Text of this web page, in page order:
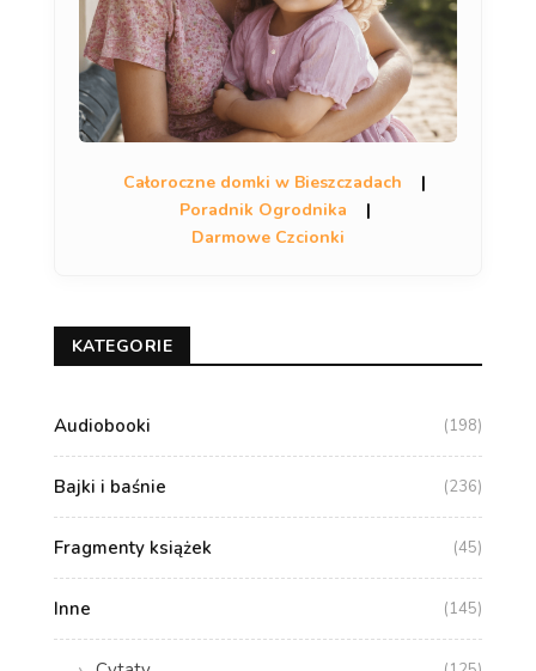
Całoroczne domki w Bieszczadach
|
Poradnik Ogrodnika
|
Darmowe Czcionki
KATEGORIE
Audiobooki (198)
Bajki i baśnie (236)
Fragmenty książek (45)
Inne (145)